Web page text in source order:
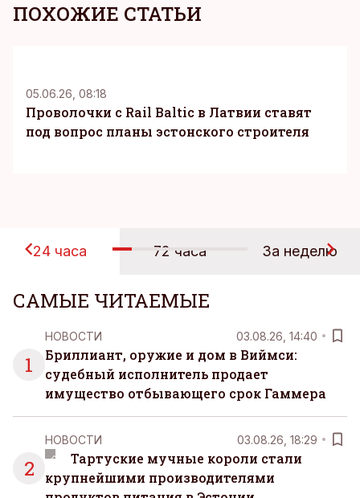
ПОХОЖИЕ СТАТЬИ
05.06.26, 08:18
Проволочки с Rail Baltic в Латвии ставят
под вопрос планы эстонского строителя
24 часа 72 часа За неделю
САМЫЕ ЧИТАЕМЫЕ
1
НОВОСТИ 03.08.26, 14:40
Бриллиант, оружие и дом в Виймси:
судебный исполнитель продает
имущество отбывающего срок Гаммера
2
НОВОСТИ 03.08.26, 18:29
Тартуские мучные короли стали
крупнейшими производителями